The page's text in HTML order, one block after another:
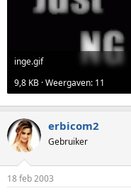
inge.gif
9,8 KB · Weergaven: 11
erbicom2
Gebruiker
18 feb 2003